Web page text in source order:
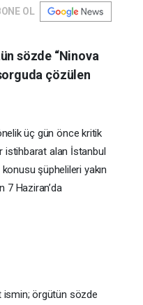
OL
sözde “Ninova
çözülen
üç gün önce kritik
istihbarat alan İstanbul
şüphelileri yakın
7 Haziran’da
ismin; örgütün sözde